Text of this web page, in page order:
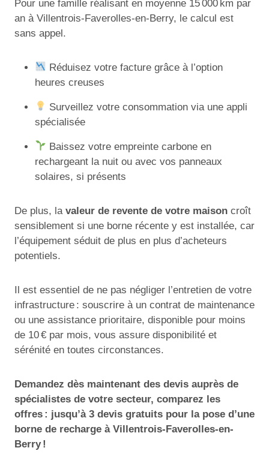
Pour une famille réalisant en moyenne 15 000 km par
an à Villentrois-Faverolles-en-Berry, le calcul est
sans appel.
Réduisez votre facture grâce à l’option
heures creuses
Surveillez votre consommation via une appli
spécialisée
Baissez votre empreinte carbone en
rechargeant la nuit ou avec vos panneaux
solaires, si présents
De plus, la valeur de revente de votre maison croît
sensiblement si une borne récente y est installée, car
l’équipement séduit de plus en plus d’acheteurs
potentiels.
Il est essentiel de ne pas négliger l’entretien de votre
infrastructure : souscrire à un contrat de maintenance
ou une assistance prioritaire, disponible pour moins
de 10 € par mois, vous assure disponibilité et
sérénité en toutes circonstances.
Demandez dès maintenant des devis auprès de
spécialistes de votre secteur, comparez les
offres : jusqu’à 3 devis gratuits pour la pose d’une
borne de recharge à Villentrois-Faverolles-en-
Berry !